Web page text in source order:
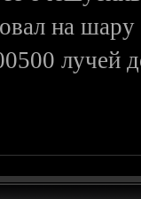
на шару
лучей